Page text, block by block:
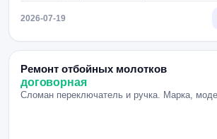
2026-07-19
Ремонт отбойных молотков
договорная
Сломан переключатель и ручка. Марка,